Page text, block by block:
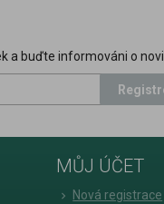
a buďte informováni o
MŮJ ÚČET
Nová registrace